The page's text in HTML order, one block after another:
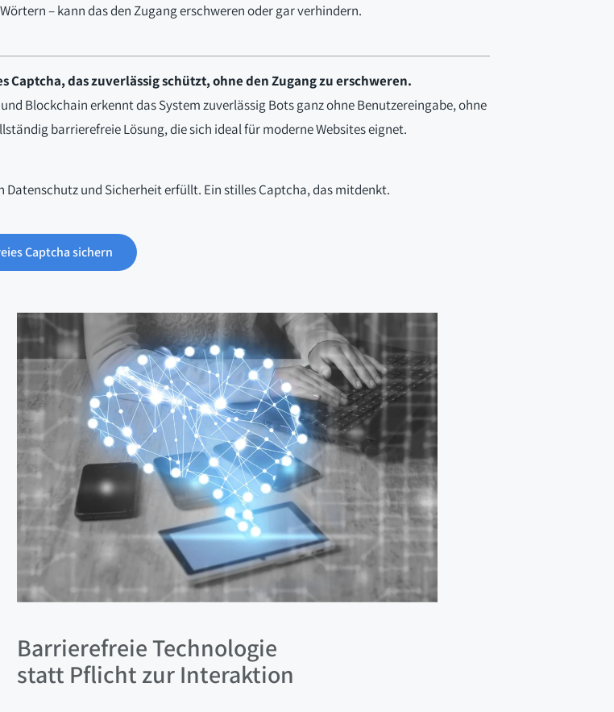
– kann das den Zugang erschweren oder gar verhindern.
das zuverlässig schützt, ohne den Zugang zu erschweren.
Blockchain erkennt das System zuverlässig Bots ganz ohne Benutzereingabe, ohne
barrierefreie Lösung, die sich ideal für moderne Websites eignet.
und Sicherheit erfüllt. Ein stilles Captcha, das mitdenkt.
Captcha sichern
Barrierefreie Technologie
statt Pflicht zur Interaktion